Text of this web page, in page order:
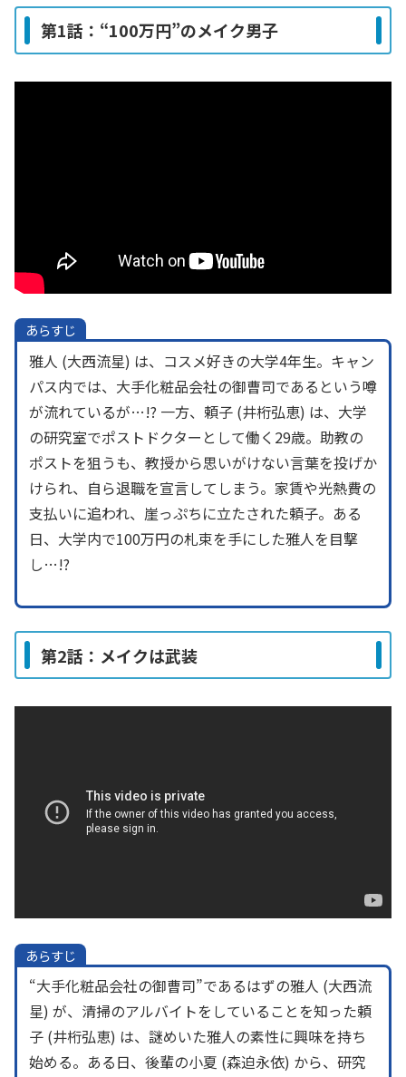
第1話：“100万円”のメイク男子
あらすじ
雅人 (大西流星) は、コスメ好きの大学4年生。キャン
パス内では、大手化粧品会社の御曹司であるという噂
が流れているが…!? 一方、頼子 (井桁弘恵) は、大学
の研究室でポストドクターとして働く29歳。助教の
ポストを狙うも、教授から思いがけない言葉を投げか
けられ、自ら退職を宣言してしまう。家賃や光熱費の
支払いに追われ、崖っぷちに立たされた頼子。ある
日、大学内で100万円の札束を手にした雅人を目撃
し…!?
第2話：メイクは武装
あらすじ
“大手化粧品会社の御曹司”であるはずの雅人 (大西流
星) が、清掃のアルバイトをしていることを知った頼
子 (井桁弘恵) は、謎めいた雅人の素性に興味を持ち
始める。ある日、後輩の小夏 (森迫永依) から、研究